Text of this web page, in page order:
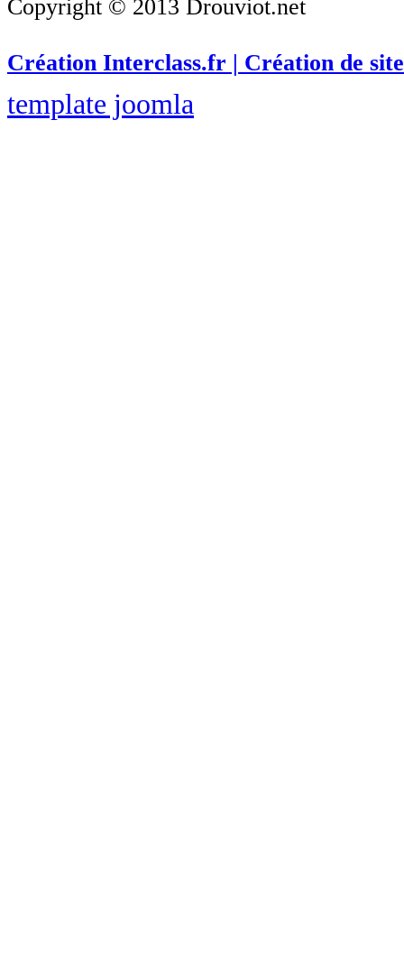
Copyright © 2013 Drouviot.net
Création Interclass.fr | Création de
template joomla